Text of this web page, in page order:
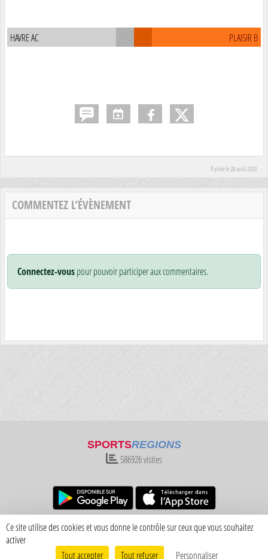
HAVRE AC PLAISIR B
Publié le28 août 2020
COMMENTEZ L’ÉVÈNEMENT
Connectez-vouspour pouvoir participer aux commentaires.
SPORTSREGIONS
586926visites
Charte cookies Gestion des cookies
Envie de participer ?
Ce site utilise des cookies et vous donne le contrôle sur ceux que vous souhaitez
activer
Tout accepter
Tout refuser Personnaliser